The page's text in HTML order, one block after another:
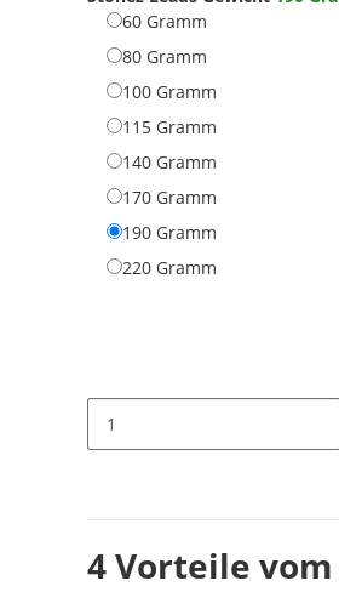
60 Gramm
80 Gramm
100 Gramm
115 Gramm
140 Gramm
170 Gramm
190 Gramm
220 Gramm
4 Vorteile